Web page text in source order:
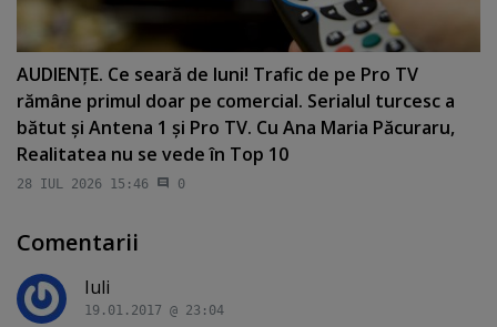
AUDIENŢE. Ce seară de luni! Trafic de pe Pro TV
rămâne primul doar pe comercial. Serialul turcesc a
bătut şi Antena 1 şi Pro TV. Cu Ana Maria Păcuraru,
Realitatea nu se vede în Top 10
28 IUL 2026 15:46 0
Comentarii
Iuli
19.01.2017 @ 23:04